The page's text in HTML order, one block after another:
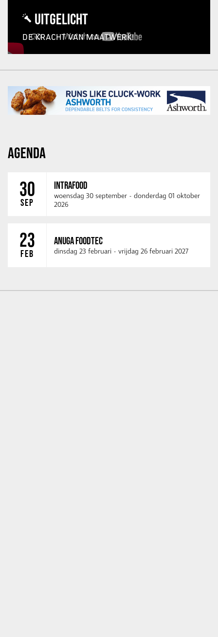
UITGELICHT
DE KRACHT VAN MAATWERK!
AGENDA
30
SEP
INTRAFOOD
woensdag 30 september - donderdag 01 oktober
2026
23
FEB
ANUGA FOODTEC
dinsdag 23 februari - vrijdag 26 februari 2027